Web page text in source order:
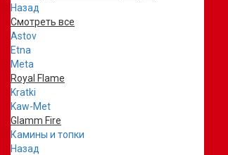
Назад
Смотреть все
Astov
Etna
Meta
Royal Flame
Kratki
Kaw-Met
Glamm Fire
Камины и топки
Назад